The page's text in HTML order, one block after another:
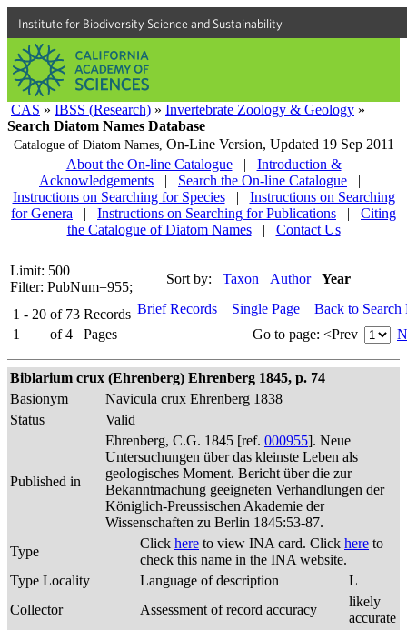
Institute for Biodiversity Science and Sustainability
CAS » IBSS (Research) » Invertebrate Zoology & Geology »
Search Diatom Names Database
Catalogue of Diatom Names, On-Line Version, Updated 19 Sep 2011
About the On-line Catalogue
|
Introduction &
Acknowledgements
| Search the On-line Catalogue
|
Instructions on Searching for Species
|
Instructions on Searching
for Genera
| Instructions on Searching for Publications |
Citing
the Catalogue of Diatom Names
| Contact Us
Limit: 500
Filter: PubNum=955;
Sort by: Taxon Author Year
1 - 20 of 73 Records
1
of 4 Pages
Brief Records Single Page
Back to Search
Go to page: <Prev
Biblarium crux (Ehrenberg) Ehrenberg 1845, p. 74
Basionym
Navicula crux Ehrenberg 1838
Status
Valid
Published in
Ehrenberg, C.G. 1845 [ref. 000955]. Neue
Untersuchungen über das kleinste Leben als
geologisches Moment. Bericht über die zur
Bekanntmachung geeigneten Verhandlungen der
Königlich-Preussischen Akademie der
Wissenschaften zu Berlin 1845:53-87.
Type
Click here to view INA card. Click here to
check this name in the INA website.
Type Locality
Language of description
L
Collector
Assessment of record accuracy
likely
accurate